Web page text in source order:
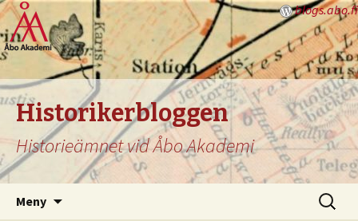
blogs.abo.fi
Historikerbloggen
Historieämnet vid Åbo Akademi
Meny
Sök
efter: